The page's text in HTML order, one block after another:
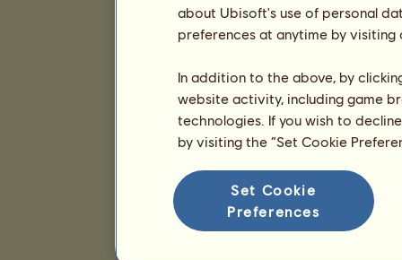
about Ubisoft's use of personal
preferences at anytime by
In addition to the above, by
website activity, including game
technologies. If you wish to
by visiting the “Set Cookie
Set Cookie
Preferences